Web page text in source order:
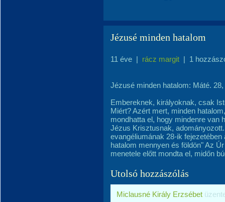
Jézusé minden hatalom
11 éve | rácz margit | 1
Jézusé minden hatalom: Máté. 28,
Embereknek, királyoknak, csak
Miért? Azért mert, minden
mondhatta el, hogy mindenre van
Jézus Krisztusnak,
evangéliumának 28-ik
hatalom mennyen és földön" Az
menetele előtt mondta el, midőn
Utolsó hozzászólás
Miclausné Király Erzsébet